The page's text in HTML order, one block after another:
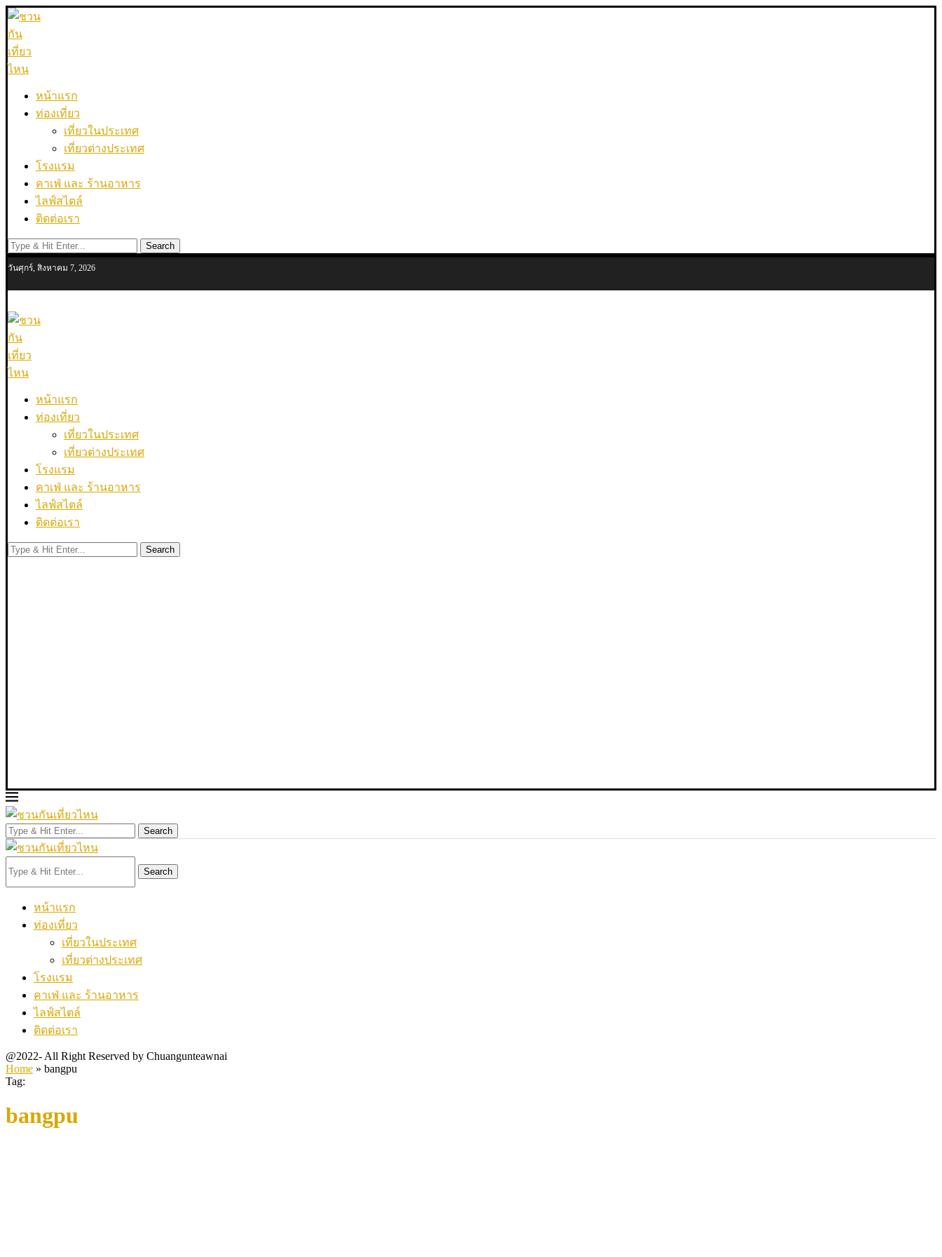
หน้าแรก
ท่องเที่ยว
เที่ยวในประเทศ
เที่ยวต่างประเทศ
โรงแรม
คาเฟ่ และ ร้านอาหาร
ไลฟ์สไตล์
ติดต่อเรา
Search
วันศุกร์, สิงหาคม 7, 2026
หน้าแรก
ท่องเที่ยว
เที่ยวในประเทศ
เที่ยวต่างประเทศ
โรงแรม
คาเฟ่ และ ร้านอาหาร
ไลฟ์สไตล์
ติดต่อเรา
Search
Search
Search
หน้าแรก
ท่องเที่ยว
เที่ยวในประเทศ
เที่ยวต่างประเทศ
โรงแรม
คาเฟ่ และ ร้านอาหาร
ไลฟ์สไตล์
ติดต่อเรา
@2022- All Right Reserved by Chuangunteawnai
Home » bangpu
Tag:
bangpu